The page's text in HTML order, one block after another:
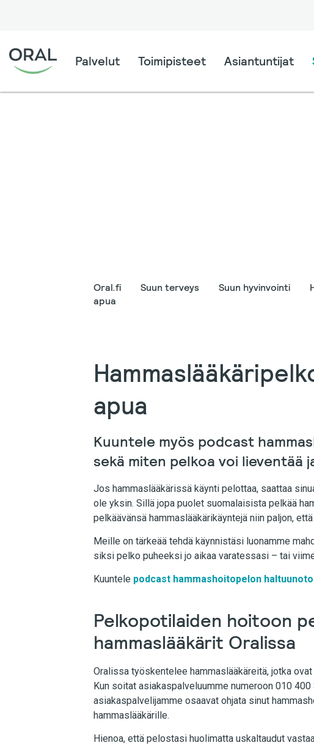
Palvelut Toimipisteet Asiantuntijat
Oral.fi Suun terveys Suun hyvinvointi
apua
apua
Kuuntele myös podcast
sekä miten pelkoa voi lieventää
Jos hammaslääkärissä käynti pelottaa, saattaa
ole yksin. Sillä jopa puolet suomalaisista pelkää
pelkäävänsä hammaslääkärikäyntejä niin paljon,
Meille on tärkeää tehdä käynnistäsi luonamme
siksi pelko puheeksi jo aikaa varatessasi – tai
Kuuntele podcast hammashoitopelon
Pelkopotilaiden hoitoon
hammaslääkärit Oralissa
Oralissa työskentelee hammaslääkäreitä, jotka
Kun soitat asiakaspalveluumme numeroon 010
asiakaspalvelijamme osaavat ohjata sinut
hammaslääkärille.
Hienoa, että pelostasi huolimatta uskaltaudut